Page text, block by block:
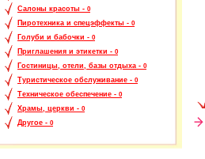
Салоны красоты - 0
Пиротехника и спецэффекты - 0
Голуби и бабочки - 0
Приглашения и этикетки - 0
Гостиницы, отели, базы отдыха - 0
Туристическое обслуживание - 0
Техническое обеспечение - 0
Храмы, церкви - 0
Другое - 0